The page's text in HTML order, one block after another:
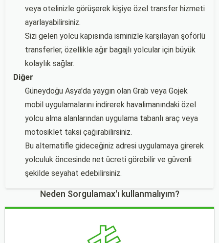
veya otelinizle görüşerek kişiye özel transfer hizmeti
ayarlayabilirsiniz.
Sizi gelen yolcu kapısında isminizle karşılayan şoförlü
transferler, özellikle ağır bagajlı yolcular için büyük
kolaylık sağlar.
Diğer
Güneydoğu Asya'da yaygın olan Grab veya Gojek
mobil uygulamalarını indirerek havalimanındaki özel
yolcu alma alanlarından uygulama tabanlı araç veya
motosiklet taksi çağırabilirsiniz.
Bu alternatifle gideceğiniz adresi uygulamaya girerek
yolculuk öncesinde net ücreti görebilir ve güvenli
şekilde seyahat edebilirsiniz.
Neden Sorgulamax'ı kullanmalıyım?